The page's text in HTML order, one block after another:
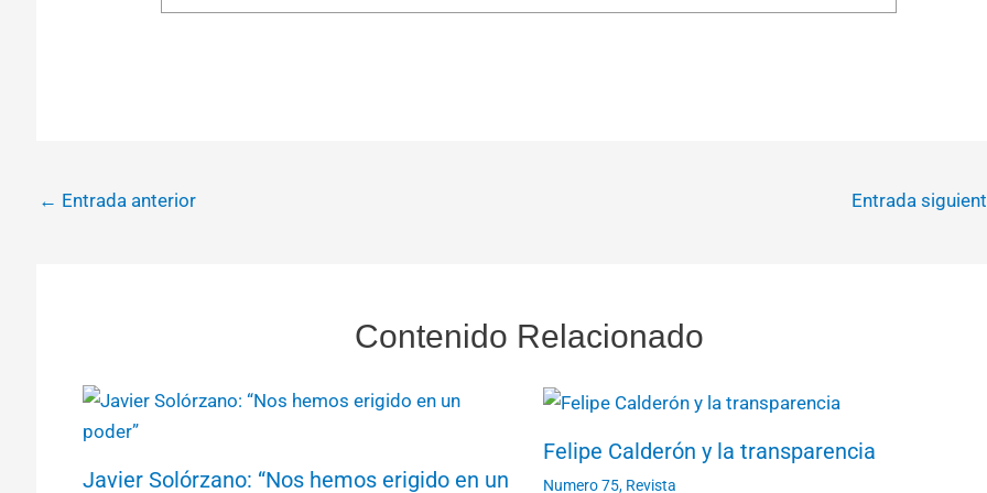
← Entrada anterior Entrada
Contenido Relacionado
Javier Solórzano: “Nos hemos erigido en un
Felipe Calderón y la transparencia
Numero 75, Revista